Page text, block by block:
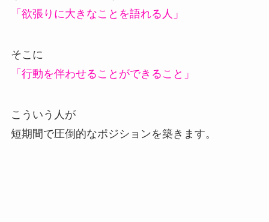
「欲張りに大きなことを語れる人」
そこに
「行動を伴わせることができること」
こういう人が
短期間で圧倒的なポジションを築きます。